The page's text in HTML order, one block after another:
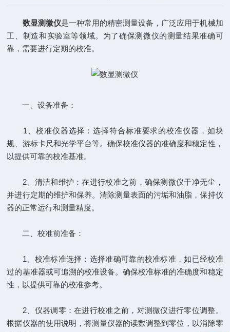
数显测微仪是一种常用的精密测量设备，广泛应用于机械加
工、制造和实验室等领域。为了确保测微仪的测量结果准确可
靠，需要进行定期的校准。
一、设备准备：
1、校准仪器选择：选择符合标准要求的校准仪器，如块
规、游标卡尺和光学平台等。确保校准仪器的准确度和稳定性，
以提供可靠的校准基准。
2、清洁和维护：在进行校准之前，确保测微仪干净无尘，
并进行定期的维护和保养。清除测量表面的污垢和油脂，保持仪
器的正常运行和测量精度。
二、校准前准备：
1、校准标准选择：选择准确可靠的校准标准，如已经校准
过的基准器或可追溯的校准设备。确保校准标准的准确度和稳定
性，以提供可靠的校准参考。
2、仪器调零：在进行校准之前，对测微仪进行零位调整。
根据仪器的使用说明，将测量仪器的读数调整到零位，以消除零